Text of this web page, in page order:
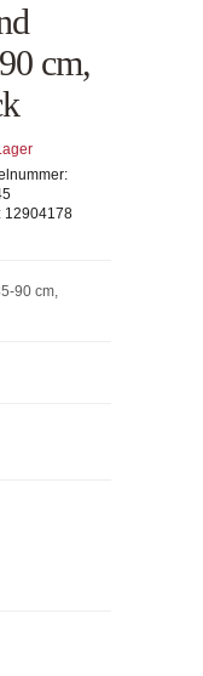
cm,
12904178
90 cm,